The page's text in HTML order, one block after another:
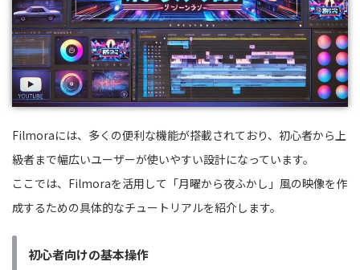
Filmoraには、多くの便利な機能が搭載されており、初心者から上
級者まで幅広いユーザーが使いやすい設計になっています。
ここでは、Filmoraを活用して「月曜から夜ふかし」風の映像を作
成するための具体的なチュートリアルを紹介します。
初心者向けの基本操作